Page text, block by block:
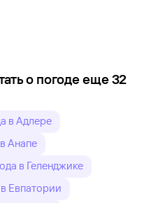
о погоде еще 32
в Адлере
Анапе
в Геленджике
Евпатории